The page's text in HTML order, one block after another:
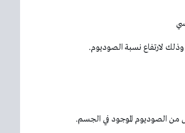
لارتفاع نسبة الصوديوم.
من الصوديوم الموجود في الجسم.